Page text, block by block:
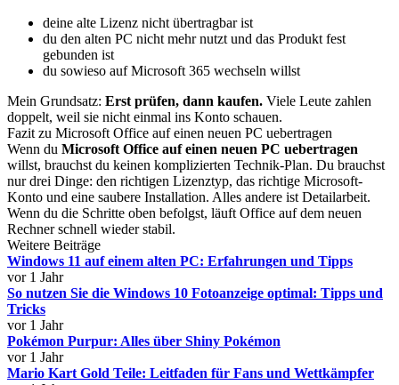
deine alte Lizenz nicht übertragbar ist
du den alten PC nicht mehr nutzt und das Produkt fest
gebunden ist
du sowieso auf Microsoft 365 wechseln willst
Mein Grundsatz: Erst prüfen, dann kaufen. Viele Leute zahlen
doppelt, weil sie nicht einmal ins Konto schauen.
Fazit zu Microsoft Office auf einen neuen PC uebertragen
Wenn du Microsoft Office auf einen neuen PC uebertragen
willst, brauchst du keinen komplizierten Technik-Plan. Du brauchst
nur drei Dinge: den richtigen Lizenztyp, das richtige Microsoft-
Konto und eine saubere Installation. Alles andere ist Detailarbeit.
Wenn du die Schritte oben befolgst, läuft Office auf dem neuen
Rechner schnell wieder stabil.
Weitere Beiträge
Windows 11 auf einem alten PC: Erfahrungen und Tipps
vor 1 Jahr
So nutzen Sie die Windows 10 Fotoanzeige optimal: Tipps und
Tricks
vor 1 Jahr
Pokémon Purpur: Alles über Shiny Pokémon
vor 1 Jahr
Mario Kart Gold Teile: Leitfaden für Fans und Wettkämpfer